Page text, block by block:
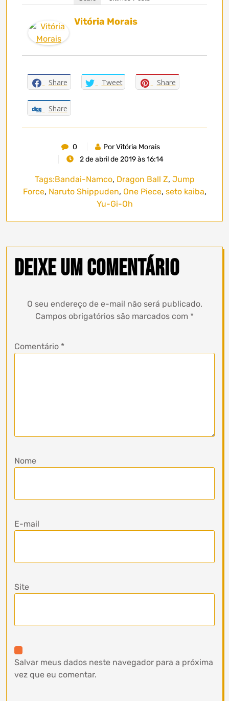
Vitória Morais
Share Tweet Share
Share
0
Por Vitória Morais
2 de abril de 2019 às 16:14
Tags:Bandai-Namco, Dragon Ball Z, Jump
Force, Naruto Shippuden, One Piece, seto kaiba,
Yu-Gi-Oh
Deixe um comentário
O seu endereço de e-mail não será publicado.
Campos obrigatórios são marcados com *
Comentário *
Nome
E-mail
Site
Salvar meus dados neste navegador para a próxima
vez que eu comentar.